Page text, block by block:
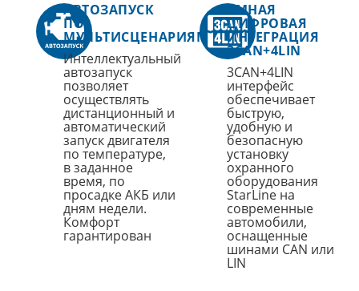
АВТОЗАПУСК
ПО
МУЛЬТИСЦЕНАРИЯМ
Интеллектуальный
автозапуск
позволяет
осуществлять
дистанционный и
автоматический
запуск двигателя
по температуре,
в заданное
время, по
просадке АКБ или
дням недели.
Комфорт
гарантирован
УМНАЯ
ЦИФРОВАЯ
ИНТЕГРАЦИЯ
3CAN+4LIN
3CAN+4LIN
интерфейс
обеспечивает
быструю,
удобную и
безопасную
установку
охранного
оборудования
StarLine на
современные
автомобили,
оснащенные
шинами CAN или
LIN